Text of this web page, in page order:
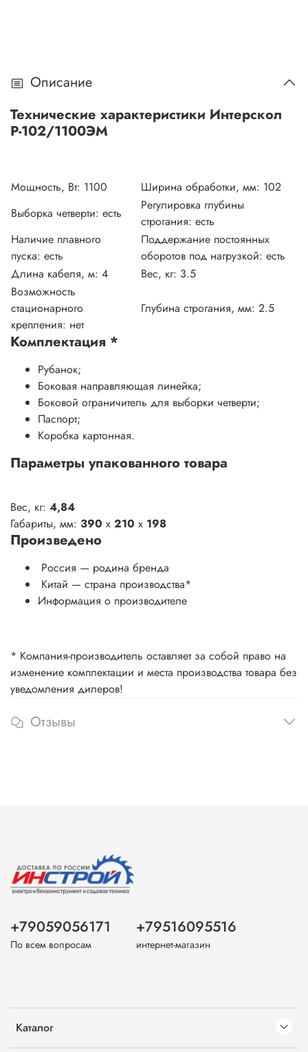
Описание
Технические характеристики Интерскол
Р-102/1100ЭМ
Мощность, Вт: 1100 Ширина обработки, мм: 102
Выборка четверти: есть
Регулировка глубины
строгания: есть
Наличие плавного
пуска: есть
Поддержание постоянных
оборотов под нагрузкой: есть
Длина кабеля, м: 4 Вес, кг: 3.5
Возможность
стационарного
крепления: нет
Глубина строгания, мм: 2.5
Комплектация *
Рубанок;
Боковая направляющая линейка;
Боковой ограничитель для выборки четверти;
Паспорт;
Коробка картонная.
Параметры упакованного товара
Вес, кг: 4,84
Габариты, мм: 390 x 210 x 198
Произведено
Россия — родина бренда
Китай — страна производства*
Информация о производителе
* Компания-производитель оставляет за собой право на
изменение комплектации и места производства товара без
уведомления дилеров!
Отзывы
Каталог
+79059056171
По всем вопросам
+79516095516
интернет-магазин